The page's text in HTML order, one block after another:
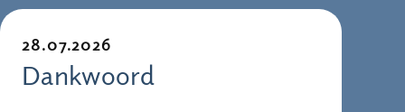
28.07.2026
Dankwoord